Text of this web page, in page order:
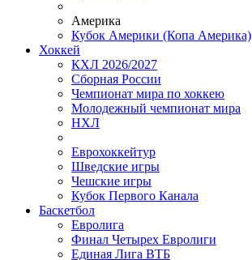
Америка
Кубок Америки (Копа Америка)
Хоккей
КХЛ 2026/2027
Сборная России
Чемпионат мира по хоккею
Молодежный чемпионат мира
НХЛ
Еврохоккейтур
Шведские игры
Чешские игры
Кубок Первого Канала
Баскетбол
Евролига
Финал Четырех Евролиги
Единая Лига ВТБ